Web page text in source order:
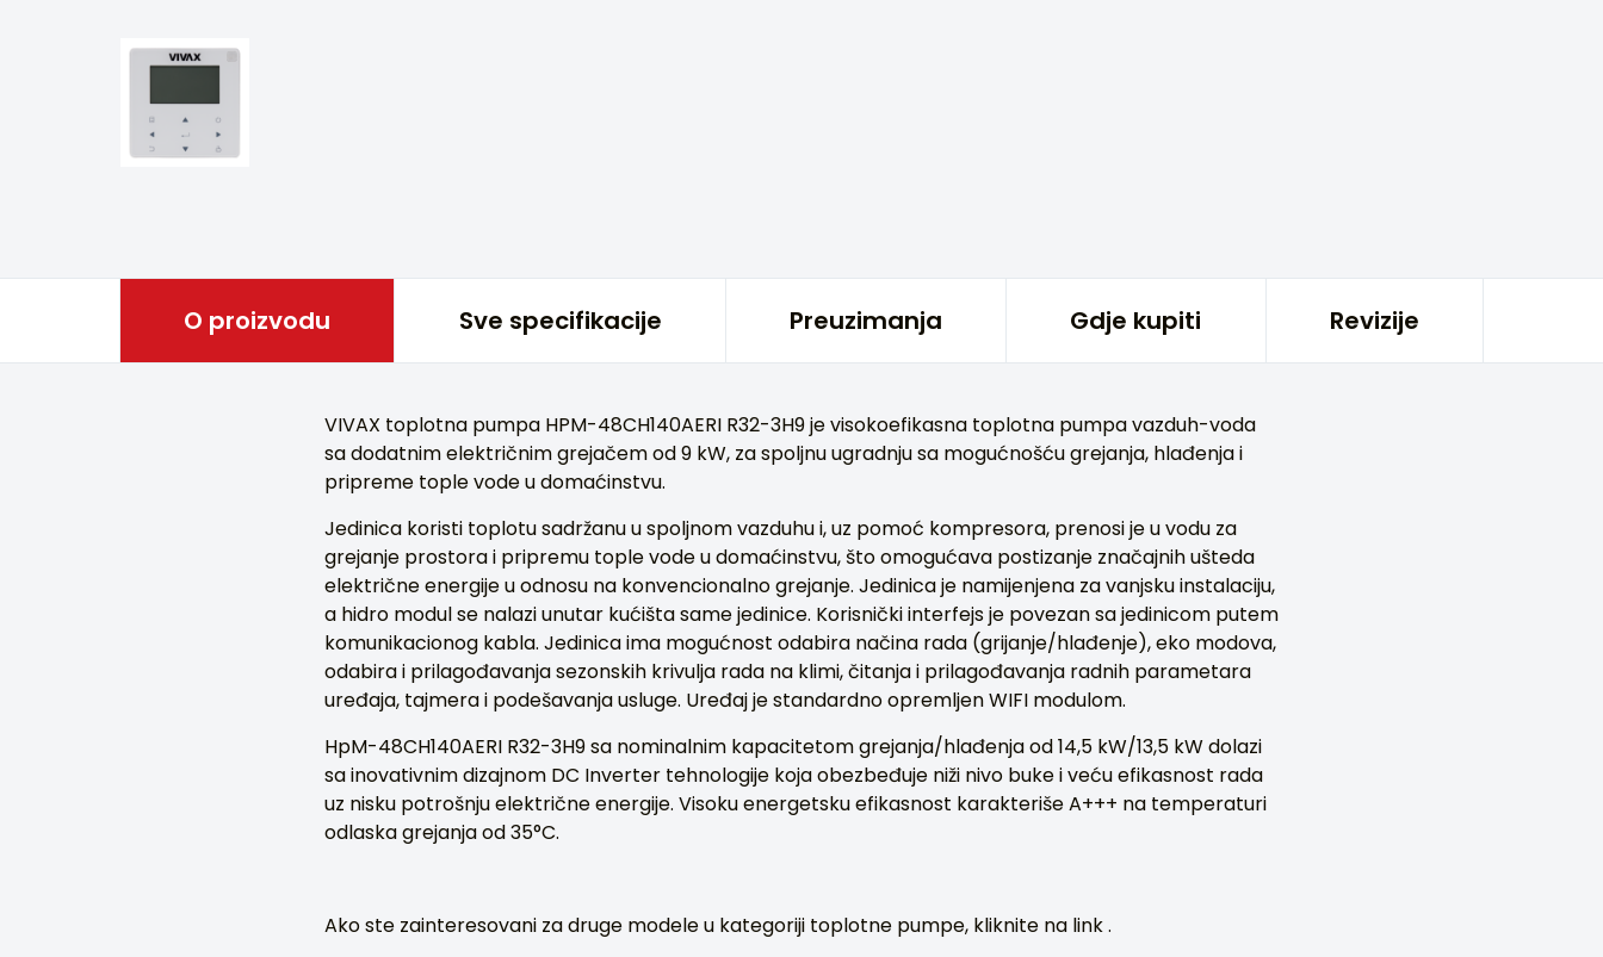
O proizvodu Sve specifikacije Preuzimanja Gdje kupiti Revizije
VIVAX toplotna pumpa HPM-48CH140AERI R32-3H9 je visokoefikasna toplotna pumpa vazduh-voda
sa dodatnim električnim grejačem od 9 kW, za spoljnu ugradnju sa mogućnošću grejanja, hlađenja i
pripreme tople vode u domaćinstvu.
Jedinica koristi toplotu sadržanu u spoljnom vazduhu i, uz pomoć kompresora, prenosi je u vodu za
grejanje prostora i pripremu tople vode u domaćinstvu, što omogućava postizanje značajnih ušteda
električne energije u odnosu na konvencionalno grejanje. Jedinica je namijenjena za vanjsku instalaciju,
a hidro modul se nalazi unutar kućišta same jedinice. Korisnički interfejs je povezan sa jedinicom putem
komunikacionog kabla. Jedinica ima mogućnost odabira načina rada (grijanje/hlađenje), eko modova,
odabira i prilagođavanja sezonskih krivulja rada na klimi, čitanja i prilagođavanja radnih parametara
uređaja, tajmera i podešavanja usluge. Uređaj je standardno opremljen WIFI modulom.
HpM-48CH140AERI R32-3H9 sa nominalnim kapacitetom grejanja/hlađenja od 14,5 kW/13,5 kW dolazi
sa inovativnim dizajnom DC Inverter tehnologije koja obezbeđuje niži nivo buke i veću efikasnost rada
uz nisku potrošnju električne energije. Visoku energetsku efikasnost karakteriše A+++ na temperaturi
odlaska grejanja od 35°C.
Ako ste zainteresovani za druge modele u kategoriji toplotne pumpe, kliknite na link .